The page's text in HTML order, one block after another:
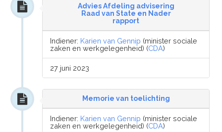
Advies Afdeling advisering
Raad van State en Nader
rapport
Indiener: Karien van Gennip (minister sociale
zaken en werkgelegenheid) (CDA)
27 juni 2023
Memorie van toelichting
Indiener: Karien van Gennip (minister sociale
zaken en werkgelegenheid) (CDA)